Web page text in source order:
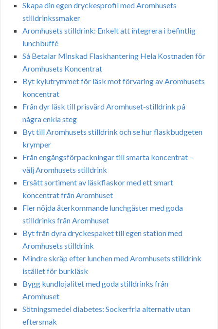
Skapa din egen dryckesprofil med Aromhusets
stilldrinkssmaker
Aromhusets stilldrink: Enkelt att integrera i befintlig
lunchbuffé
Så Betalar Minskad Flaskhantering Hela Kostnaden för
Aromhusets Koncentrat
Byt kylutrymmet för läsk mot förvaring av Aromhusets
koncentrat
Från dyr läsk till prisvärd Aromhuset-stilldrink på
några enkla steg
Byt till Aromhusets stilldrink och se hur flaskbudgeten
krymper
Från engångsförpackningar till smarta koncentrat –
välj Aromhusets stilldrink
Ersätt sortiment av läskflaskor med ett smart
koncentrat från Aromhuset
Fler nöjda återkommande lunchgäster med goda
stilldrinks från Aromhuset
Byt från dyra dryckespaket till egen station med
Aromhusets stilldrink
Mindre skräp efter lunchen med Aromhusets stilldrink
istället för burkläsk
Bygg kundlojalitet med goda stilldrinks från
Aromhuset
Sötningsmedel diabetes: Sockerfria alternativ utan
eftersmak